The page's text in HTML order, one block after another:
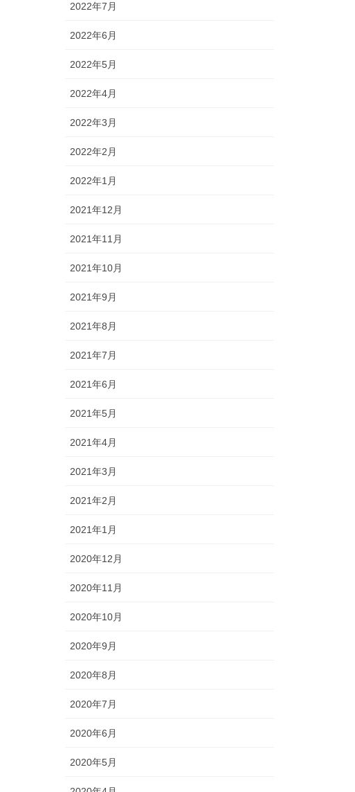
2022年7月
2022年6月
2022年5月
2022年4月
2022年3月
2022年2月
2022年1月
2021年12月
2021年11月
2021年10月
2021年9月
2021年8月
2021年7月
2021年6月
2021年5月
2021年4月
2021年3月
2021年2月
2021年1月
2020年12月
2020年11月
2020年10月
2020年9月
2020年8月
2020年7月
2020年6月
2020年5月